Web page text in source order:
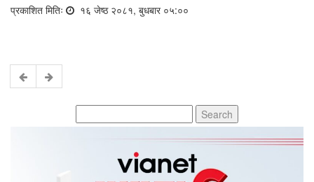
प्रकाशित मितिः १६ जेष्ठ २०८१, बुधबार ०५:००
for: